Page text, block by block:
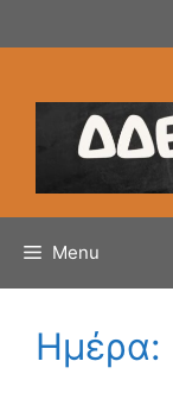
σε
Menu
Ημέρα: